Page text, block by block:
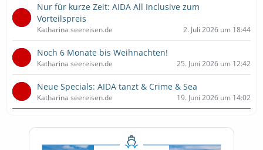
Nur für kurze Zeit: AIDA All Inclusive zum
Vorteilspreis
Katharina seereisen.de 2. Juli 2026 um 18:44
Noch 6 Monate bis Weihnachten!
Katharina seereisen.de 25. Juni 2026 um 12:42
Neue Specials: AIDA tanzt & Crime & Sea
Katharina seereisen.de 19. Juni 2026 um 14:02